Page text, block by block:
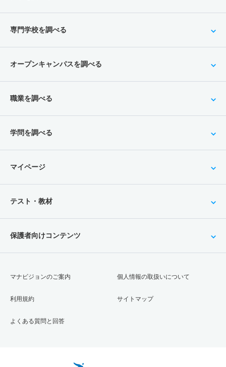
専門学校を調べる
オープンキャンパスを調べる
職業を調べる
学問を調べる
マイページ
テスト・教材
保護者向けコンテンツ
マナビジョンのご案内
利用規約
よくある質問と回答
個人情報の取扱いについて
サイトマップ